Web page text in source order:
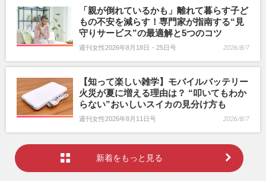
「親が倒れているかも」離れて暮らす子ど
もの不安を減らす！専門家が指南する“見
守りサービス”の最適解と5つのコツ
週刊女性2026年8月18日・25日号 2026/8/7
【知って楽しい雑学】モバイルバッテリー
火災が夏に増える理由は？ “叩いてもわか
らない”おいしいスイカの見分け方も
週刊女性2026年8月11日号 2026/8/7
新着をもっと見る